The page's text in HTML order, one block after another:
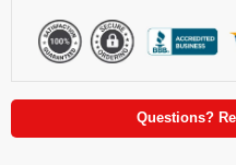
Questions?